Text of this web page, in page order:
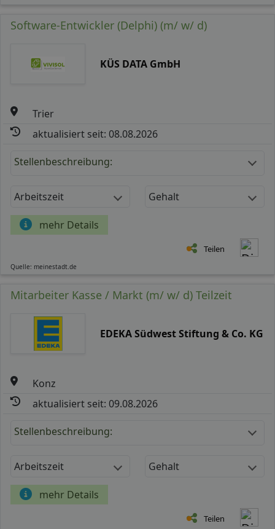
Software-Entwickler (Delphi) (m/ w/ d)
KÜS DATA GmbH
Trier
aktualisiert seit: 08.08.2026
Stellenbeschreibung:
Arbeitszeit Gehalt
mehr Details
Teilen
Quelle: meinestadt.de
Mitarbeiter Kasse / Markt (m/ w/ d) Teilzeit
EDEKA Südwest Stiftung & Co. KG
Konz
aktualisiert seit: 09.08.2026
Stellenbeschreibung:
Arbeitszeit Gehalt
mehr Details
Teilen